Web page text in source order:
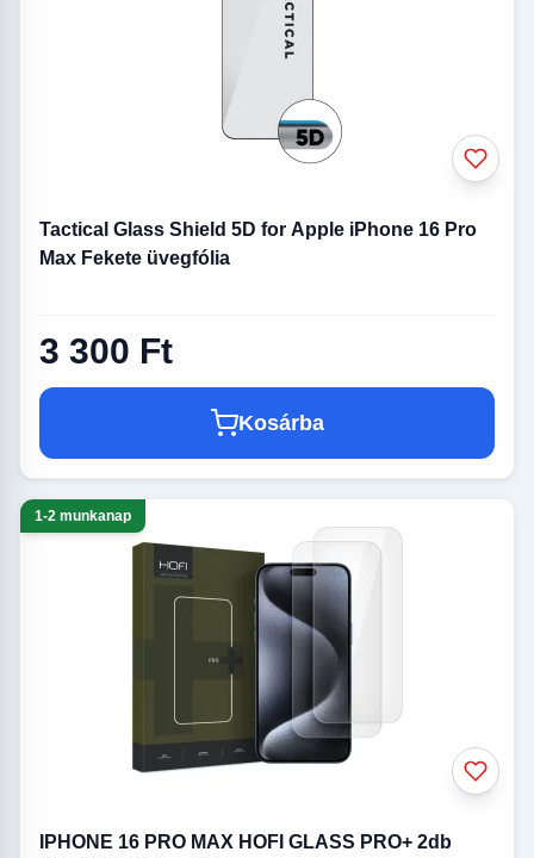
Tactical Glass Shield 5D for Apple iPhone 16 Pro
Max Fekete üvegfólia
3 300 Ft
Kosárba
1-2 munkanap
IPHONE 16 PRO MAX HOFI GLASS PRO+ 2db